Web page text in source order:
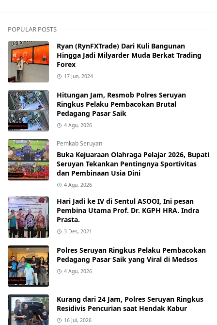
POPULAR POSTS
Ryan (RynFXTrade) Dari Kuli Bangunan
Hingga Jadi Milyarder Muda Berkat Trading
Forex
17 Jun, 2024
Hitungan Jam, Resmob Polres Seruyan
Ringkus Pelaku Pembacokan Brutal
Pedagang Pasar Saik
4 Agu, 2026
Pemkab Seruyan
Buka Kejuaraan Olahraga Pelajar 2026, Bupati
Seruyan Tekankan Pentingnya Sportivitas
dan Pembinaan Usia Dini
4 Agu, 2026
Hari Jadi ke IV di Sentul ASOOI, Ini pesan
Pembina Utama Prof. Dr. KGPH HRA. Indra
Prasta.
3 Des, 2021
Polres Seruyan Ringkus Pelaku Pembacokan
Pedagang Pasar Saik yang Viral di Medsos
4 Agu, 2026
Kurang dari 24 Jam, Polres Seruyan Ringkus
Residivis Pencurian saat Hendak Kabur
16 Jul, 2026